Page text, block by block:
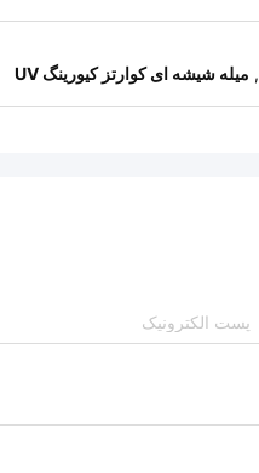
, میله شیشه ای کوارتز کیورینگ UV